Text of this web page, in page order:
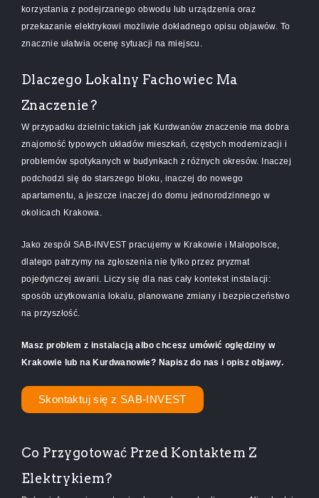
korzystania z podejrzanego obwodu lub urządzenia oraz
przekazanie elektrykowi możliwie dokładnego opisu objawów. To
znacznie ułatwia ocenę sytuacji na miejscu.
Dlaczego Lokalny Fachowiec Ma
Znaczenie?
W przypadku dzielnic takich jak Kurdwanów znaczenie ma dobra
znajomość typowych układów mieszkań, częstych modernizacji i
problemów spotykanych w budynkach z różnych okresów. Inaczej
podchodzi się do starszego bloku, inaczej do nowego
apartamentu, a jeszcze inaczej do domu jednorodzinnego w
okolicach Krakowa.
Jako zespół SAB-INVEST pracujemy w Krakowie i Małopolsce,
dlatego patrzymy na zgłoszenia nie tylko przez pryzmat
pojedynczej awarii. Liczy się dla nas cały kontekst instalacji:
sposób użytkowania lokalu, planowane zmiany i bezpieczeństwo
na przyszłość.
Masz problem z instalacją albo chcesz umówić oględziny w
Krakowie lub na Kurdwanowie? Napisz do nas i opisz objawy.
Skontaktuj się z SAB-INVEST
Co Przygotować Przed Kontaktem Z
Elektrykiem?